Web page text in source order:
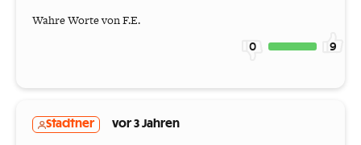
Wahre Worte von F.E.
0 9
Stadtner vor 3 Jahren